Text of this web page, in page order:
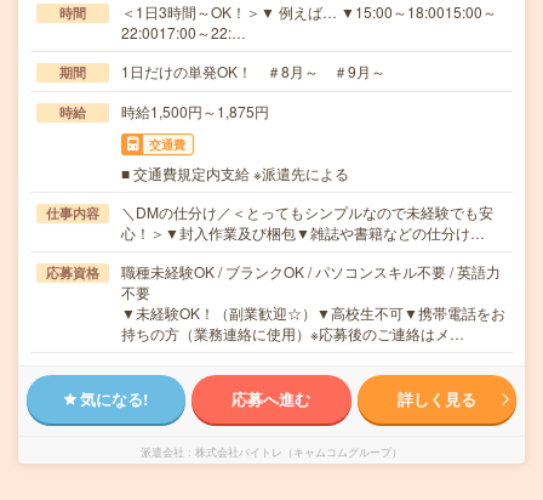
時間
＜1日3時間～OK！＞▼ 例えば… ▼15:00～18:0015:00～
22:0017:00～22:…
期間 1日だけの単発OK！ ＃8月～ ＃9月～
時給 時給1,500円～1,875円
交通費
■ 交通費規定内支給 ※派遣先による
仕事内容
＼DMの仕分け／＜とってもシンプルなので未経験でも安
心！＞▼封入作業及び梱包▼雑誌や書籍などの仕分け…
応募資格
職種未経験OK / ブランクOK / パソコンスキル不要 / 英語力
不要
▼未経験OK！（副業歓迎☆）▼高校生不可▼携帯電話をお
持ちの方（業務連絡に使用）※応募後のご連絡はメ…
気になる! 応募へ進む 詳しく見る
派遣会社 株式会社バイトレ（キャムコムグループ）